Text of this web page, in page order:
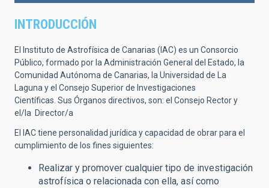
INTRODUCCIÓN
El Instituto de Astrofísica de Canarias (IAC) es un Consorcio
Público, formado por la Administración General del Estado, la
Comunidad Autónoma de Canarias, la Universidad de La
Laguna y el Consejo Superior de Investigaciones
Científicas. Sus Órganos directivos, son: el Consejo Rector y
el/la Director/a
El IAC tiene personalidad jurídica y capacidad de obrar para el
cumplimiento de los fines siguientes:
Realizar y promover cualquier tipo de investigación
astrofísica o relacionada con ella, así como